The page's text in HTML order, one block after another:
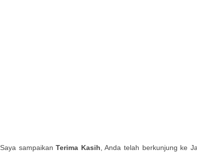
Saya sampaikanTerima Kasih , Anda telah berkunjung ke